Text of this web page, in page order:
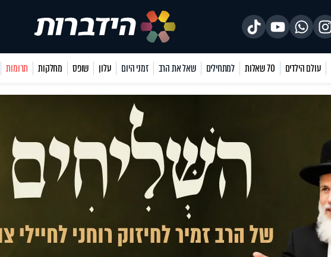
עולם הילדים 70 שאלות למתחילים שאל את הרב זמני היום עלון שופס מחלקות תרומות